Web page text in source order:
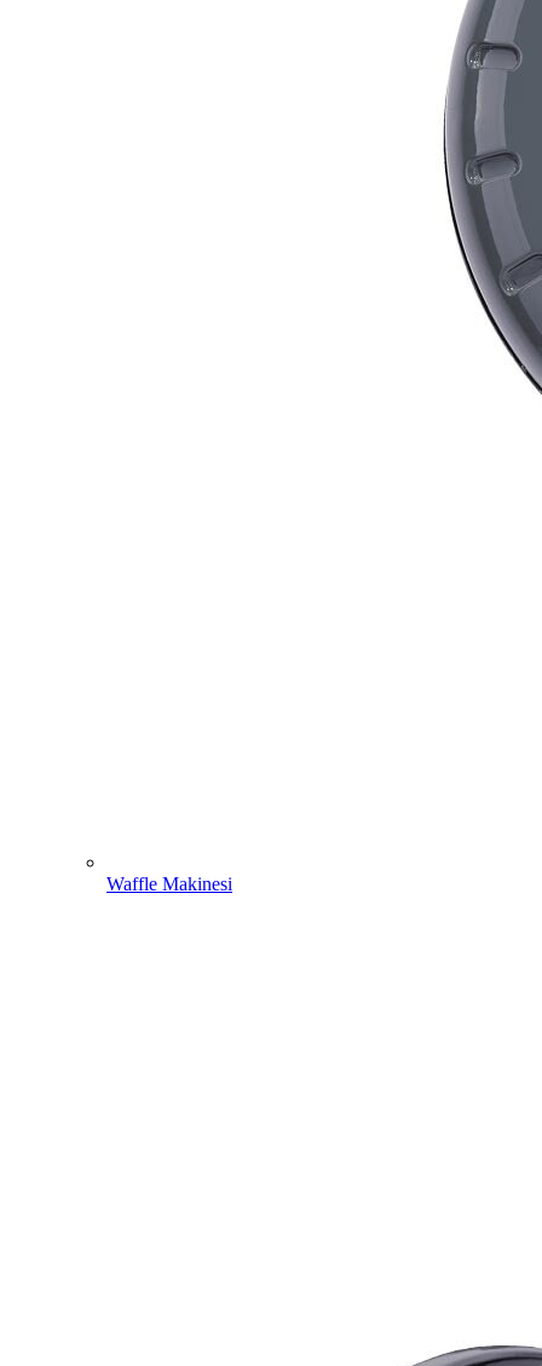
Waffle Makinesi